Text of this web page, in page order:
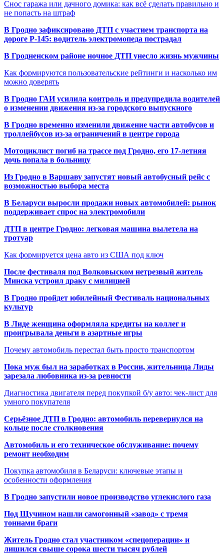
Снос гаража или дачного домика: как всё сделать правильно и
не попасть на штраф
В Гродно зафиксировано ДТП с участием транспорта на
дороге Р-145: водитель электромопеда пострадал
В Гродненском районе ночное ДТП унесло жизнь мужчины
Как формируются пользовательские рейтинги и насколько им
можно доверять
В Гродно ГАИ усилила контроль и предупредила водителей
о изменении движения из-за городского выпускного
В Гродно временно изменили движение части автобусов и
троллейбусов из-за ограничений в центре города
Мотоциклист погиб на трассе под Гродно, его 17-летняя
дочь попала в больницу
Из Гродно в Варшаву запустят новый автобусный рейс с
возможностью выбора места
В Беларуси выросли продажи новых автомобилей: рынок
поддерживает спрос на электромобили
ДТП в центре Гродно: легковая машина вылетела на
тротуар
Как формируется цена авто из США под ключ
После фестиваля под Волковыском нетрезвый житель
Минска устроил драку с милицией
В Гродно пройдет юбилейный Фестиваль национальных
культур
В Лиде женщина оформляла кредиты на коллег и
проигрывала деньги в азартные игры
Почему автомобиль перестал быть просто транспортом
Пока муж был на заработках в России, жительница Лиды
зарезала любовника из-за ревности
Диагностика двигателя перед покупкой б/у авто: чек-лист для
умного покупателя
Серьёзное ДТП в Гродно: автомобиль перевернулся на
кольце после столкновения
Автомобиль и его техническое обслуживание: почему
ремонт необходим
Покупка автомобиля в Беларуси: ключевые этапы и
особенности оформления
В Гродно запустили новое производство углекислого газа
Под Щучином нашли самогонный «завод» с тремя
тоннами браги
Житель Гродно стал участником «спецоперации» и
лишился свыше сорока шести тысяч рублей